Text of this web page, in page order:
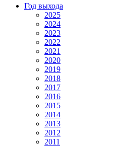
Год выхода
2025
2024
2023
2022
2021
2020
2019
2018
2017
2016
2015
2014
2013
2012
2011